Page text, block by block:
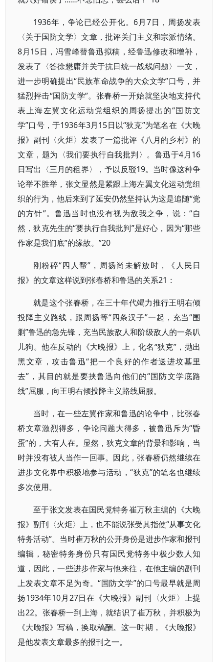
1936年，争论已经公开化。6月7日，周扬发表
〈关于国防文学〉文章，批评关门主义和宗派情绪。
8月15日，冯雪峰替鲁迅拟稿，经鲁迅修改和增补，
发表了〈答徐懋庸并关于抗日统一战线问题〉一文，
进一步明确提出“民族革命战争的大众文学”口号，并
猛烈抨击“国防文学”。张春桥一开始就坚决地支持代
表上海左翼文化运动党组织的周扬提出的“国防文
学”口号，于1936年3月15日以“狄克”为笔名在《大晚
报》副刊〈火炬〉发表了一篇批评《八月的乡村》的
文章，题为〈我们要执行自我批判〉。鲁迅于4月16
日写出〈三月的租界〉，予以反驳19。当时像这种争
论举不胜举，张文显然是紧跟上海左翼文化运动党组
织的行为，他后来到了延安仍然坚持认为这是追随“党
的方针”。鲁迅当时也没有视为敌我之争，说：“自
然，狄克先生的“要执行自我批判”是好心，因为“那些
作家是我们底”的缘故。”20
刚粉碎“四人帮”，周扬尚未解放时，《人民日
报》的文章这样说到张春桥和鲁迅的关系21：
就是这个张春桥，在三十年代竭力推行王明右倾
投降主义路线，跟周扬等“四条汉子”一起，充当“围
剿”鲁迅的急先锋，充当民族敌人和阶级敌人的一条叭
儿狗。他在反动的《大晚报》上，化名“狄克”，抛出
黑文章，攻击鲁迅“把一个良好的作者送进坟墓里
去”，其目的就是要挟鲁迅向他们的“国防文学底路
线”屈服，向王明右倾投降主义路线屈服。
当时，在一些左翼作家和鲁迅的论争中，比张春
桥文章激烈得多，争论问题大得多，被鲁迅斥为“昏
蛋”的，大有人在。显然，狄克文章的背景和影响，当
时并没有被人当作一回事。因此，张春桥仍然继续在
进步文化界中积极地参与活动，“狄克”的笔名也继续
多次使用。
至于张文发表在国民党特务崔万秋主编的《大晚
报》副刊〈火炬〉上，也不能说张受其指使“从事文化
特务活动”。当时崔万秋的公开身份是进步作家和报刊
编辑，秘密特务身份只有国民党特务中极少数人知
道，因此，一些进步作家与他来往，在他主编的副刊
上发表文章不足为奇。“国防文学”的口号最早就是周
扬1934年10月27日在《大晚报》副刊〈火炬〉上提
出22。张春桥一到上海，就结识了崔万秋，并积极为
《大晚报》写稿，换取稿酬。这一时期，《大晚报》
是他发表文章最多的报刊之一。